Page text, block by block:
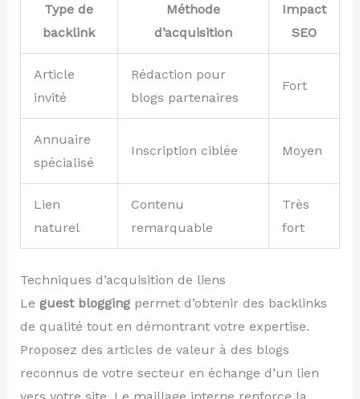
Type de
backlink
Méthode
d’acquisition
Impact
SEO
Article
invité
Rédaction pour
blogs partenaires
Fort
Annuaire
spécialisé
Inscription ciblée Moyen
Lien
naturel
Contenu
remarquable
Très
fort
Techniques d’acquisition de liens
Le guest bloggingpermet d’obtenir des backlinks
de qualité tout en démontrant votre expertise.
Proposez des articles de valeur à des blogs
reconnus de votre secteur en échange d’un lien
vers votre site. Le maillage interne renforce la